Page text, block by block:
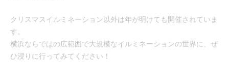
クリスマスイルミネーション以外は年が明けても開催されていま
す。
横浜ならではの広範囲で大規模なイルミネーションの世界に、ぜ
ひ浸りに行ってみてください！